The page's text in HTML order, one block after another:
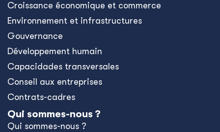
Croissance économique et commerce
Environnement et infrastructures
Gouvernance
Développement humain
Capacidades transversales
Conseil aux entreprises
Contrats-cadres
Qui sommes-nous ?
Qui sommes-nous ?